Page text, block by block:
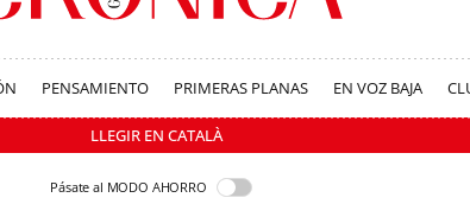
PENSAMIENTO PRIMERAS PLANAS EN VOZ BAJA
LLEGIR EN CATALÀ
Pásate al MODO AHORRO